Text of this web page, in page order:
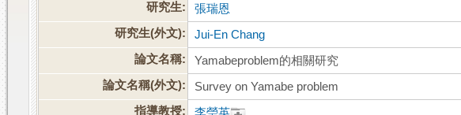
研究生:
張瑞恩
研究生(外文):
Jui-En Chang
論文名稱:
Yamabeproblem的相關研究
論文名稱(外文):
Survey on Yamabe problem
指導教授: